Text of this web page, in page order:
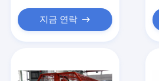
지금 연락